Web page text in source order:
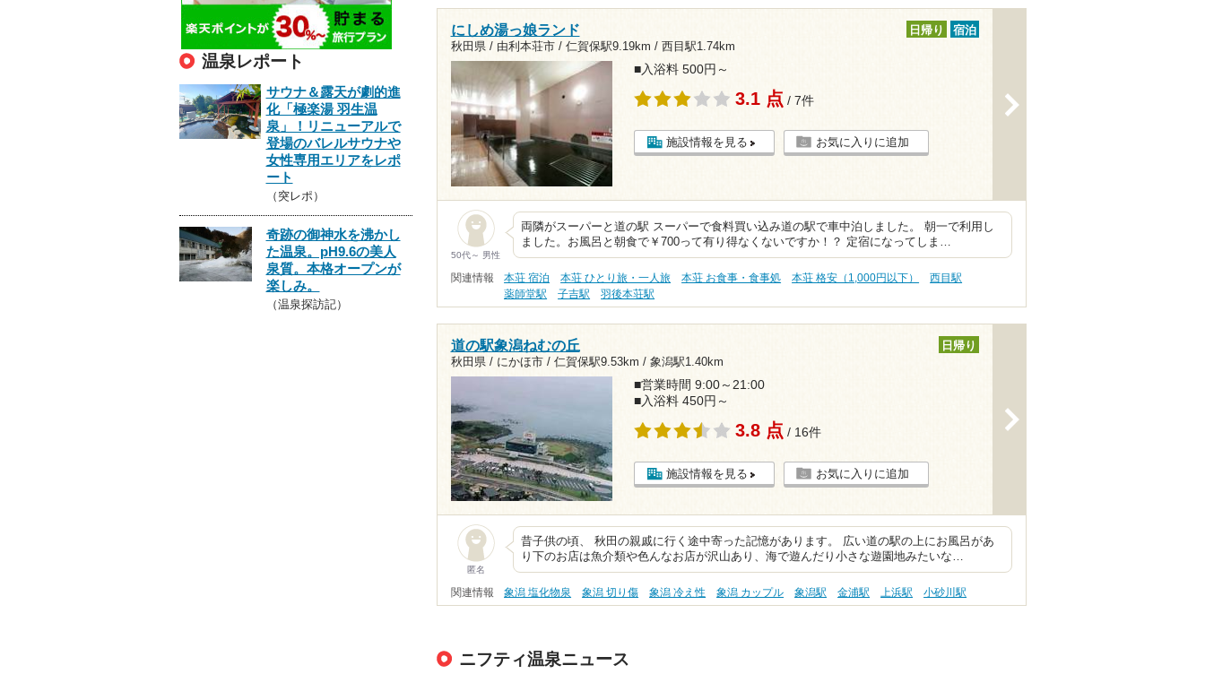
にしめ湯っ娘ランド
秋田県 / 由利本荘市 / 仁賀保駅9.19km / 西目駅1.74km
日帰り 宿泊
■入浴料 500円～
3.1 点 / 7件
施設情報を見る お気に入りに追加
50代～ 男性
両隣がスーパーと道の駅 スーパーで食料買い込み道の駅で車中泊しました。 朝一で利用し
ました。お風呂と朝食で￥700って有り得なくないですか！？ 定宿になってしま…
関連情報 本荘 宿泊 本荘 ひとり旅・一人旅 本荘 お食事・食事処 本荘 格安（1,000円以下）
西目駅
薬師堂駅
子吉駅 羽後本荘駅
道の駅象潟ねむの丘
秋田県 / にかほ市 / 仁賀保駅9.53km / 象潟駅1.40km
日帰り
■営業時間 9:00～21:00
■入浴料 450円～
3.8 点 / 16件
施設情報を見る お気に入りに追加
匿名
昔子供の頃、 秋田の親戚に行く途中寄った記憶があります。 広い道の駅の上にお風呂があ
り下のお店は魚介類や色んなお店が沢山あり、海で遊んだり小さな遊園地みたいな…
関連情報 象潟 塩化物泉 象潟 切り傷 象潟 冷え性 象潟 カップル 象潟駅 金浦駅 上浜駅 小砂川駅
ニフティ温泉ニュース
温泉レポート
サウナ＆露天が劇的進
化「極楽湯 羽生温
泉」！リニューアルで
登場のバレルサウナや
女性専用エリアをレポ
ート
（突レポ）
奇跡の御神水を沸かし
た温泉。pH9.6の美人
泉質。本格オープンが
楽しみ。
（温泉探訪記）